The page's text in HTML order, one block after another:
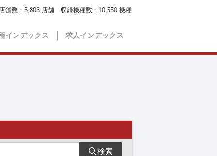
インデックス 求人インデックス
舗数： 5,803 店舗 収録機種数： 10,550 機種
検索